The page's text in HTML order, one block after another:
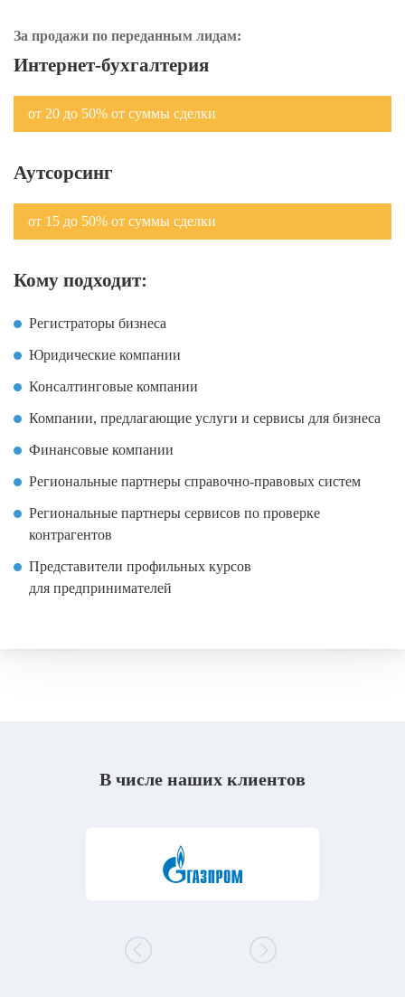
За продажи по переданным лидам:
Интернет-бухгалтерия
от 20 до 50% от суммы сделки
Аутсорсинг
от 15 до 50% от суммы сделки
Кому подходит:
Регистраторы бизнеса
Юридические компании
Консалтинговые компании
Компании, предлагающие услуги и сервисы для бизнеса
Финансовые компании
Региональные партнеры справочно-правовых систем
Региональные партнеры сервисов по проверке
контрагентов
Представители профильных курсов
для предпринимателей
В числе наших клиентов